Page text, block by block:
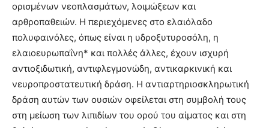
ορισμένων νεοπλασμάτων, λοιμώξεων και
αρθροπαθειών. Η περιεχόμενες στο ελαιόλαδο
πολυφαινόλες, όπως είναι η υδροξυτυροσόλη, η
ελαιοευρωπαΐνη* και πολλές άλλες, έχουν ισχυρή
αντιοξιδωτική, αντιφλεγμονώδη, αντικαρκινική και
νευροπροστατευτική δράση. Η αντιαρτηριοσκληρωτική
δράση αυτών των ουσιών οφείλεται στη συμβολή τους
στη μείωση των λιπιδίων του ορού του αίματος και στη